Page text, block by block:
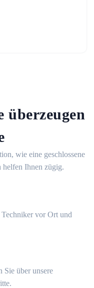
überzeugen
wie eine geschlossene
helfen Ihnen zügig.
vor Ort und
Sie über unsere